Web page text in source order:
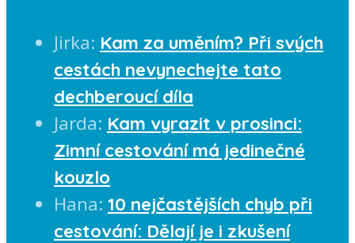
Jirka: Kam za uměním? Při svých
cestách nevynechejte tato
dechberoucí díla
Jarda: Kam vyrazit v prosinci:
Zimní cestování má jedinečné
kouzlo
Hana: 10 nejčastějších chyb při
cestování: Dělají je i zkušení